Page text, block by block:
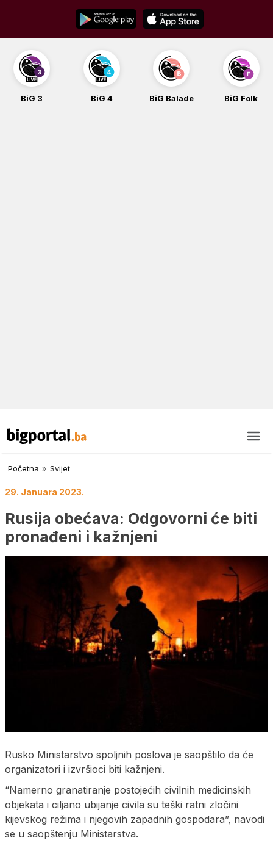
content
BiG 3 BiG 4 BiG Balade BiG Folk
Početna » Svijet
29. Januara 2023.
Rusija obećava: Odgovorni će biti
pronađeni i kažnjeni
Rusko Ministarstvo spoljnih poslova je saopštilo da će
organizatori i izvršioci biti kažnjeni.
“Namerno granatiranje postojećih civilnih medicinskih
objekata i ciljano ubijanje civila su teški ratni zločini
kijevskog režima i njegovih zapadnih gospodara”, navodi
se u saopštenju Ministarstva.